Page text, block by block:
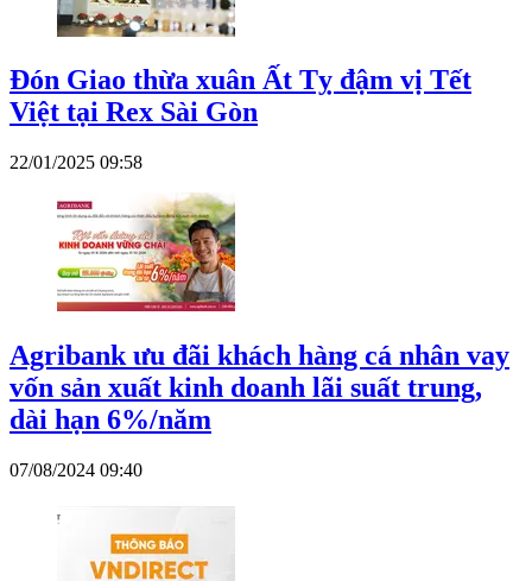
Đón Giao thừa xuân Ất Tỵ đậm vị Tết
Việt tại Rex Sài Gòn
22/01/2025 09:58
Agribank ưu đãi khách hàng cá nhân vay
vốn sản xuất kinh doanh lãi suất trung,
dài hạn 6%/năm
07/08/2024 09:40